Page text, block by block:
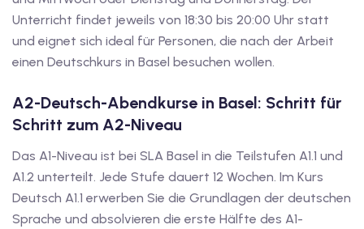
Deutschkurse mit
mit Gutschein
mit Gutschein
mit
Unterricht findet jeweils von 18:30 bis 20:00 Uhr statt
und eignet sich ideal für Personen, die nach der Arbeit
einen Deutschkurs in Basel besuchen wollen.
A2-Deutsch-Abendkurse in Basel: Schritt für
Schritt zum A2-Niveau
Das A1-Niveau ist bei SLA Basel in die Teilstufen A1.1 und
A1.2 unterteilt. Jede Stufe dauert 12 Wochen. Im Kurs
Deutsch A1.1 erwerben Sie die Grundlagen der deutschen
Sprache und absolvieren die erste Hälfte des A1-